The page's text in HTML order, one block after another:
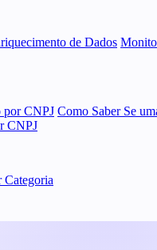
de Dados
por CNPJ Como Saber Se
CNPJ
Categoria